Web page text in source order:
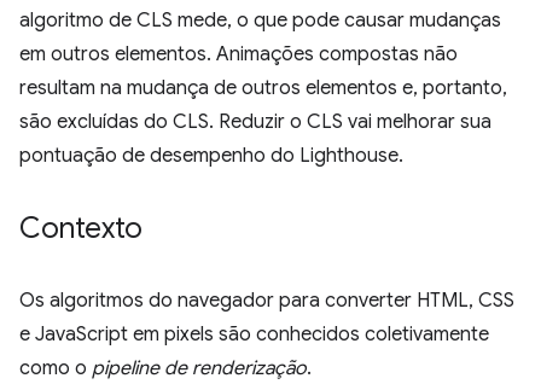
algoritmo de CLS mede, o que pode causar mudanças
em outros elementos. Animações compostas não
resultam na mudança de outros elementos e, portanto,
são excluídas do CLS. Reduzir o CLS vai melhorar sua
pontuação de desempenho do Lighthouse.
Contexto
Os algoritmos do navegador para converter HTML, CSS
e JavaScript em pixels são conhecidos coletivamente
como o pipeline de renderização.